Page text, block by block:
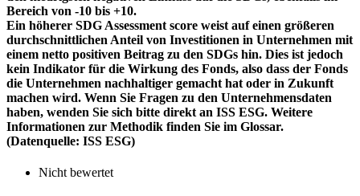
Bereich von -10 bis +10.
Ein höherer SDG Assessment score weist auf einen größeren
durchschnittlichen Anteil von Investitionen in Unternehmen mit
einem netto positiven Beitrag zu den SDGs hin. Dies ist jedoch
kein Indikator für die Wirkung des Fonds, also dass der Fonds
die Unternehmen nachhaltiger gemacht hat oder in Zukunft
machen wird. Wenn Sie Fragen zu den Unternehmensdaten
haben, wenden Sie sich bitte direkt an ISS ESG. Weitere
Informationen zur Methodik finden Sie im Glossar.
(Datenquelle: ISS ESG)
Nicht bewertet